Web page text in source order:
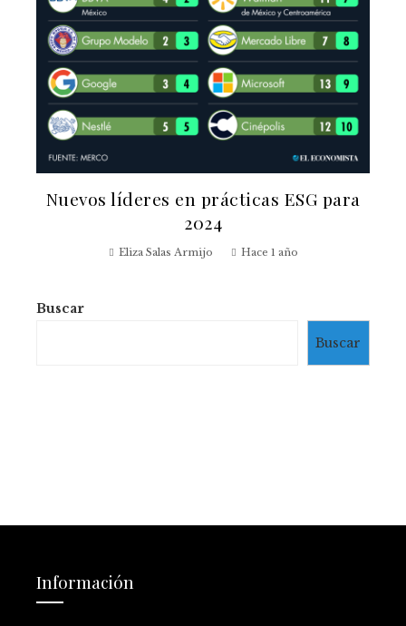
Nuevos líderes en prácticas ESG para
2024
Eliza Salas Armijo Hace 1 año
Buscar
Buscar
Información